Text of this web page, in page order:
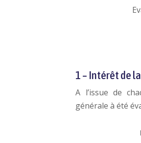
1 – Intérêt de
A l’issue de
générale à été